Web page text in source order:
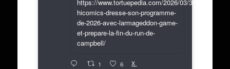
https://www.tortuepedia.com/2026/03/31/exclusif-
hicomics-dresse-son-programme-
de-2026-avec-larmageddon-game-
et-prepare-la-fin-du-run-de-
campbell/
1 6 X